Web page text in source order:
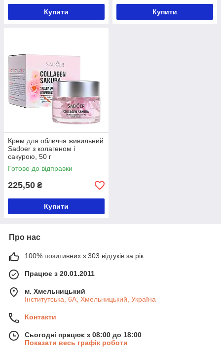
Купити Купити
Крем для обличчя живильний
Sadoer з колагеном і
сакурою, 50 г
Готово до відправки
225,50 ₴
Купити
Про нас
100% позитивних з 303 відгуків за рік
Працює з 20.01.2011
м. Хмельницький
Інститутська, 6А, Хмельницький, Україна
Контакти
Сьогодні працює з 08:00 до 18:00
Показати весь графік роботи